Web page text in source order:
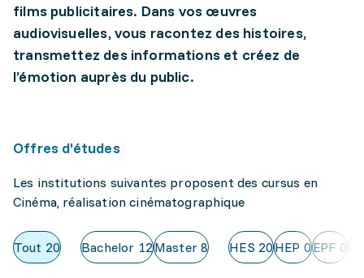
films publicitaires. Dans vos œuvres
audiovisuelles, vous racontez des histoires,
transmettez des informations et créez de
l’émotion auprès du public.
Offres d'études
Les institutions suivantes proposent des cursus en
Cinéma, réalisation cinématographique
Tout 20 Bachelor 12Master8 HES 20HEP 0EPF 0